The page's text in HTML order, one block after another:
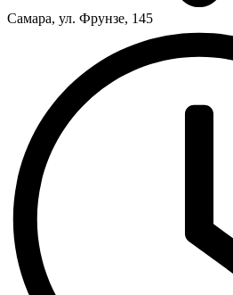
Самара, ул. Фрунзе, 145